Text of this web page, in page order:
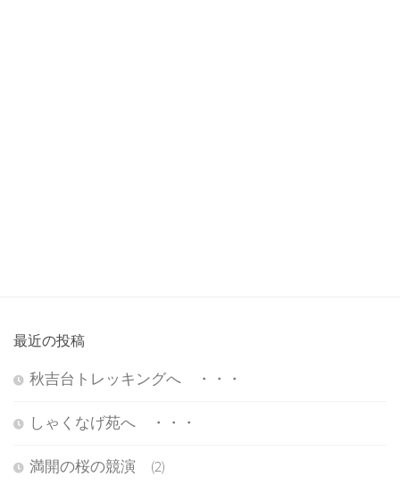
最近の投稿
秋吉台トレッキングへ ・・・
しゃくなげ苑へ ・・・
満開の桜の競演 (2)